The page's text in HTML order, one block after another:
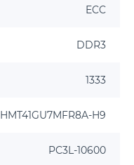
ECC
DDR3
1333
HMT41GU7MFR8A-H9
PC3L-10600